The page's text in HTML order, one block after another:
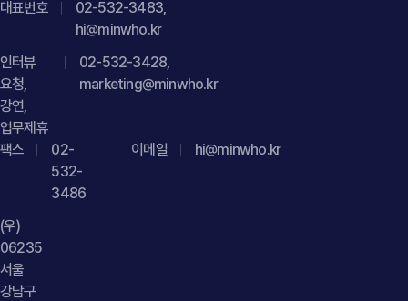
대표번호
02-532-3483,
hi@minwho.kr
인터뷰
요청,
강연,
업무제휴
02-532-3428,
marketing@minwho.kr
팩스
02-
532-
3486
이메일 hi@minwho.kr
(우)
06235
서울
강남구